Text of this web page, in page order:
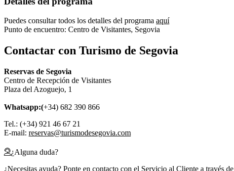
Puedes consultar todos los detalles del programa aquí
Punto de encuentro: Centro de Visitantes, Segovia
Contactar con Turismo de Segovia
Reservas de Segovia
Centro de Recepción de Visitantes
Plaza del Azoguejo, 1
Whatsapp:(+34) 682 390 866
Tel.: (+34) 921 46 67 21
E-mail: reservas@turismodesegovia.com
¿Alguna duda?
¿Necesitas ayuda? Ponte en contacto con el Servicio al Cliente a través de